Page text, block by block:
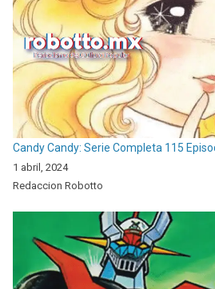
Candy Candy: Serie Completa 115
1 abril, 2024
Redaccion Robotto